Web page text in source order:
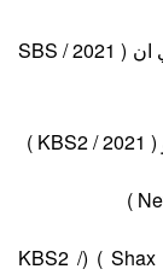
( طبيبة الايدول ) بدور يون تاي ان ( SBS / 2021
Imitation بدور كون ريوك ( فرقة Shax ) (KBS2 /